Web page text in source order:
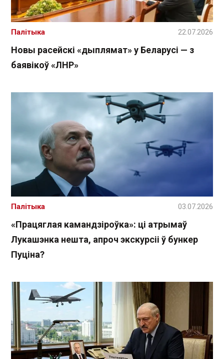
Новы расейскі «дыплямат» у Беларусі — з
баявікоў «ЛНР»
Палітыка 22.07.2026
«Працяглая камандзіроўка»: ці атрымаў
Лукашэнка нешта, апроч экскурсіі ў бункер
Пуціна?
Палітыка 03.07.2026